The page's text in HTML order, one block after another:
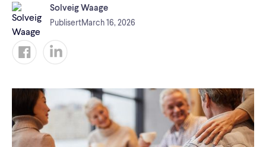
Solveig Waage
PublisertMarch 16, 2026